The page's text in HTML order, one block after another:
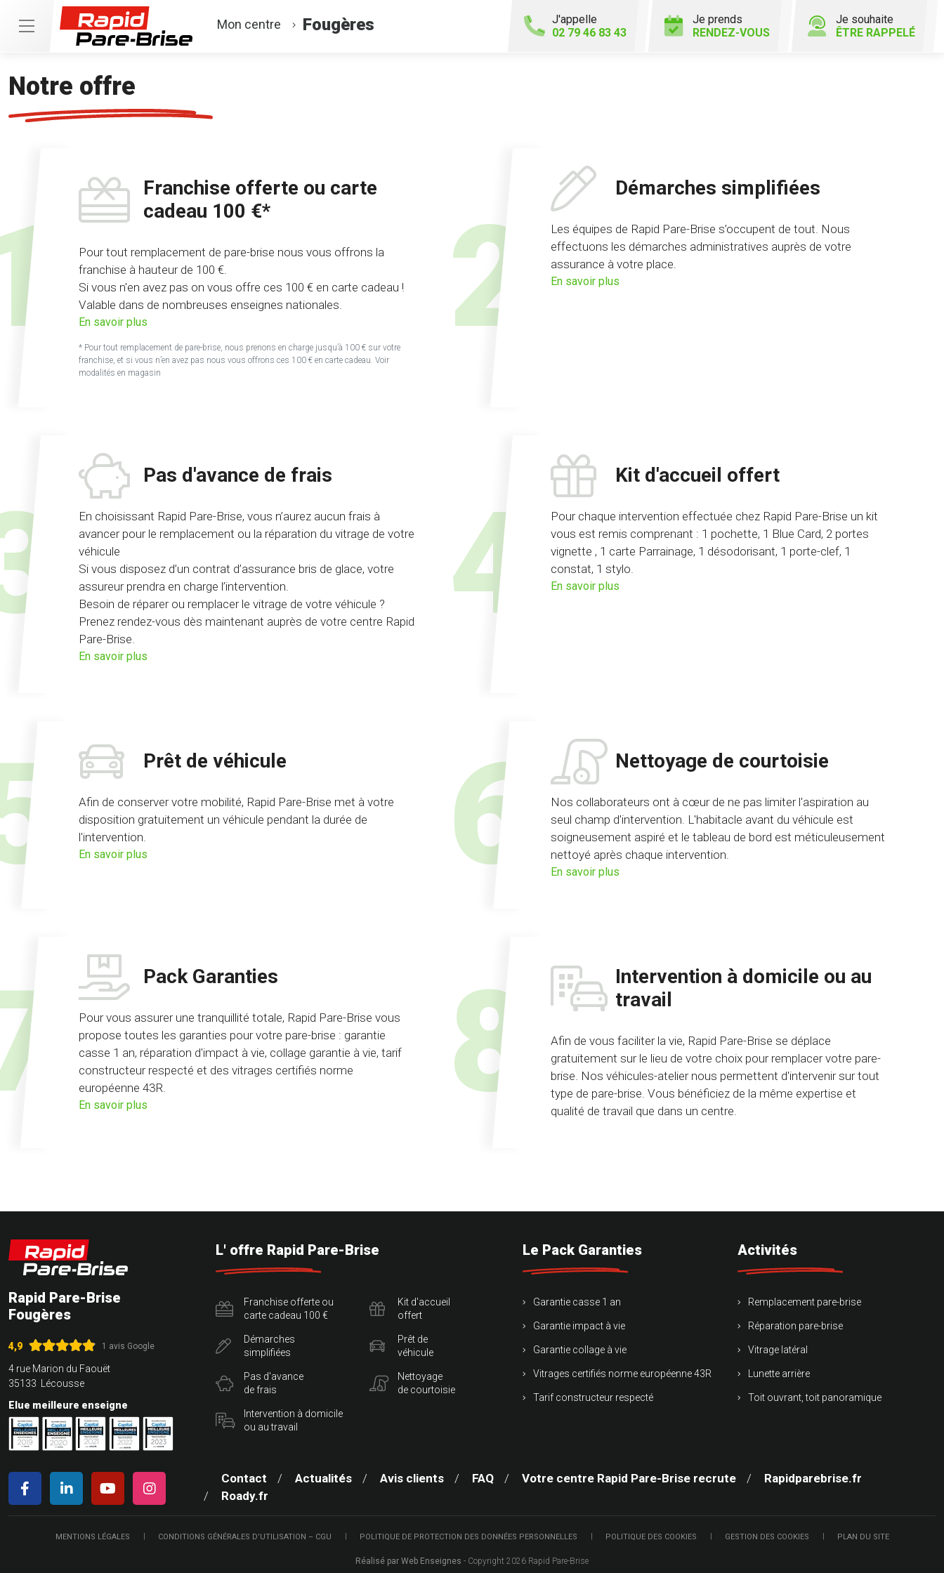
Mon centre Fougères
J'appelle
02 79 46 83 43
Je prends
RENDEZ-VOUS
Je souhaite
ÊTRE RAPPELÉ
Notre offre
Franchise offerte ou carte
cadeau 100 €*
Pour tout remplacement de pare-brise nous vous offrons la
franchise à hauteur de 100 €.
Si vous n'en avez pas on vous offre ces 100 € en carte cadeau !
Valable dans de nombreuses enseignes nationales.
En savoir plus
franchise
offerte
* Pour tout remplacement de pare-brise, nous prenons en charge jusqu’à 100 € sur votre
franchise, et si vous n’en avez pas nous vous offrons ces 100 € en carte cadeau. Voir
modalités en magasin
Démarches simplifiées
Les équipes de Rapid Pare-Brise s’occupent de tout. Nous
effectuons les démarches administratives auprès de votre
assurance à votre place.
En savoir plus
Pas d'avance de frais
En choisissant Rapid Pare-Brise, vous n’aurez aucun frais à
avancer pour le remplacement ou la réparation du vitrage de votre
véhicule
Si vous disposez d’un contrat d’assurance bris de glace, votre
assureur prendra en charge l’intervention.
Besoin de réparer ou remplacer le vitrage de votre véhicule ?
Prenez rendez-vous dès maintenant auprès de votre centre Rapid
Pare-Brise.
En savoir plus
Kit d'accueil offert
Pour chaque intervention effectuée chez Rapid Pare-Brise un kit
vous est remis comprenant : 1 pochette, 1 Blue Card, 2 portes
vignette , 1 carte Parrainage, 1 désodorisant, 1 porte-clef, 1
constat, 1 stylo.
En savoir plus
Prêt de véhicule
Afin de conserver votre mobilité, Rapid Pare-Brise met à votre
disposition gratuitement un véhicule pendant la durée de
l'intervention.
En savoir plus
Nettoyage de courtoisie
Nos collaborateurs ont à cœur de ne pas limiter l'aspiration au
seul champ d'intervention. L'habitacle avant du véhicule est
soigneusement aspiré et le tableau de bord est méticuleusement
nettoyé après chaque intervention.
En savoir plus
Pack Garanties
Pour vous assurer une tranquillité totale, Rapid Pare-Brise vous
propose toutes les garanties pour votre pare-brise : garantie
casse 1 an, réparation d'impact à vie, collage garantie à vie, tarif
constructeur respecté et des vitrages certifiés norme
européenne 43R.
En savoir plus
Intervention à domicile ou au
travail
Afin de vous faciliter la vie, Rapid Pare-Brise se déplace
gratuitement sur le lieu de votre choix pour remplacer votre pare-
brise. Nos véhicules-atelier nous permettent d'intervenir sur tout
type de pare-brise. Vous bénéficiez de la même expertise et
qualité de travail que dans un centre.
Rapid Pare-Brise
Fougères
4,9 1 avis Google
4 rue Marion du Faouët
35133 Lécousse
Elue meilleure enseigne
L' offre Rapid Pare-Brise
Franchise offerte ou
carte cadeau 100 €
Démarches
simplifiées
Pas d'avance
de frais
Intervention à domicile
ou au travail
Kit d'accueil
offert
Prêt de
véhicule
Nettoyage
de courtoisie
Le Pack Garanties
Garantie casse 1 an
Garantie impact à vie
Garantie collage à vie
Vitrages certifiés norme européenne 43R
Tarif constructeur respecté
Activités
Remplacement pare-brise
Réparation pare-brise
Vitrage latéral
Lunette arrière
Toit ouvrant, toit panoramique
Contact Actualités Avis clients FAQ Votre centre Rapid Pare-Brise recrute
Rapidparebrise.fr
Roady.fr
MENTIONS LÉGALES CONDITIONS GÉNÉRALES D’UTILISATION – CGU POLITIQUE DE PROTECTION DES DONNÉES PERSONNELLES POLITIQUE DES COOKIES GESTION DES COOKIES PLAN DU SITE
Réalisé par Web Enseignes - Copyright 2026 Rapid Pare-Brise